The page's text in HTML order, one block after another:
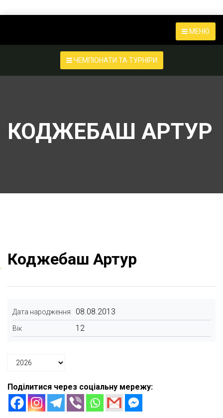
МЕНЮ
ЧЕМПІОНАТИ ТА ТУРНІРИ
КОДЖЕБАШ АРТУР
Коджебаш Артур
Дата народження 08.08.2013
Вік 12
Поділитися через соціальну мережу: